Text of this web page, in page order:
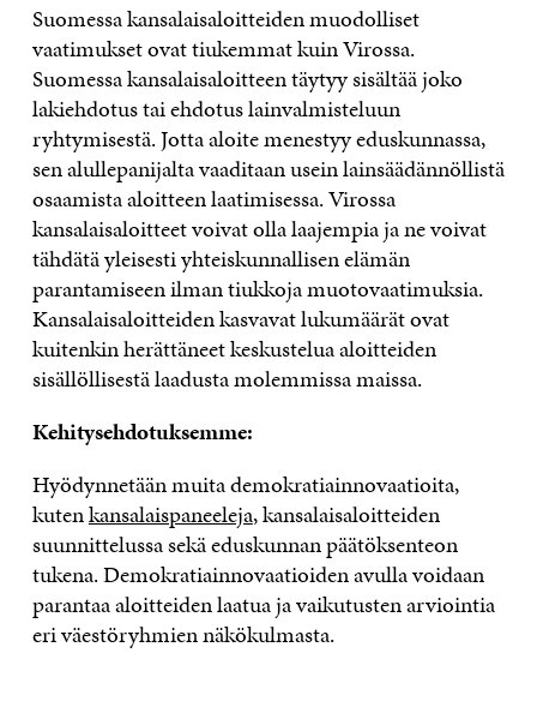
Suomessa kansalaisaloitteiden muodolliset
vaatimukset ovat tiukemmat kuin Virossa.
Suomessa kansalaisaloitteen täytyy sisältää joko
lakiehdotus tai ehdotus lainvalmisteluun
ryhtymisestä. Jotta aloite menestyy eduskunnassa,
sen alullepanijalta vaaditaan usein lainsäädännöllistä
osaamista aloitteen laatimisessa. Virossa
kansalaisaloitteet voivat olla laajempia ja ne voivat
tähdätä yleisesti yhteiskunnallisen elämän
parantamiseen ilman tiukkoja muotovaatimuksia.
Kansalaisaloitteiden kasvavat lukumäärät ovat
kuitenkin herättäneet keskustelua aloitteiden
sisällöllisestä laadusta molemmissa maissa.
Kehitysehdotuksemme:
Hyödynnetään muita demokratiainnovaatioita,
kutenkansalaispaneeleja, kansalaisaloitteiden
suunnittelussa sekä eduskunnan päätöksenteon
tukena. Demokratiainnovaatioiden avulla voidaan
parantaa aloitteiden laatua ja vaikutusten arviointia
eri väestöryhmien näkökulmasta.